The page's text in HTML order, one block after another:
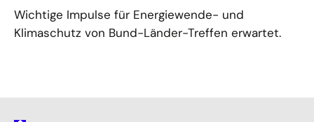
Wichtige Impulse für Energiewende- und
Klimaschutz von Bund-Länder-Treffen erwartet.